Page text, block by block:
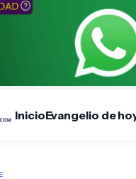
InicioEvangelio de